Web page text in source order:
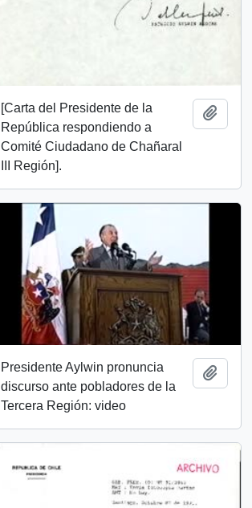
[Carta del Presidente de la
República respondiendo a
Comité Ciudadano de Chañaral
III Región].
Presidente Aylwin pronuncia
discurso ante pobladores de la
Tercera Región: video